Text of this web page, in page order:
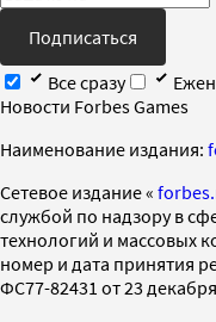
Подписаться
Все сразу
Новости Forbes Games
Наименование издания:
Cетевое издание «
службой по надзору в
технологий и массовых
номер и дата принятия
ФС77-82431 от 23 декабря